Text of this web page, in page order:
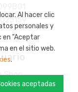
Al hacer clic
personales y
en "Aceptar
en el sitio web.
.
aceptadas
Shop